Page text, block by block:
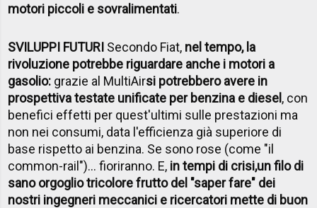
motori piccoli e sovralimentati.
SVILUPPI FUTURI Secondo Fiat, nel tempo, la
rivoluzione potrebbe riguardare anche i motori a
gasolio: grazie al MultiAirsi potrebbero avere in
prospettiva testate unificate per benzina e diesel, con
benefici effetti per quest'ultimi sulle prestazioni ma
non nei consumi, data l'efficienza già superiore di
base rispetto ai benzina. Se sono rose (come "il
common-rail")... fioriranno. E, in tempi di crisi,un filo di
sano orgoglio tricolore frutto del "saper fare" dei
nostri ingegneri meccanici e ricercatori mette di buon